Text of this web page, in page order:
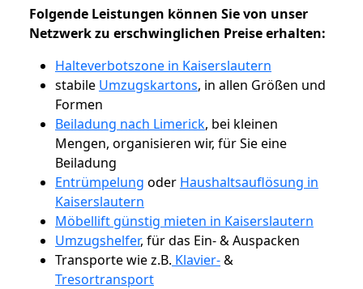
Folgende Leistungen können Sie von unser
Netzwerk zu erschwinglichen Preise erhalten:
Halteverbotszone in Kaiserslautern
stabile Umzugskartons, in allen Größen und
Formen
Beiladung nach Limerick, bei kleinen
Mengen, organisieren wir, für Sie eine
Beiladung
Entrümpelung oder Haushaltsauflösung in
Kaiserslautern
Möbellift günstig mieten in Kaiserslautern
Umzugshelfer, für das Ein- & Auspacken
Transporte wie z.B. Klavier-&
Tresortransport